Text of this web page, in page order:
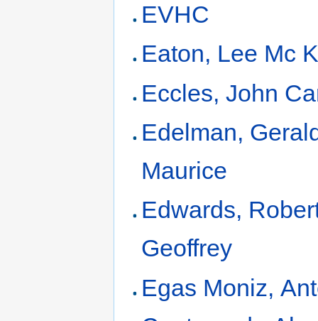
EVHC
Eaton, Lee Mc
Eccles, John
Edelman,
Maurice
Edwards,
Geoffrey
Egas Moniz,